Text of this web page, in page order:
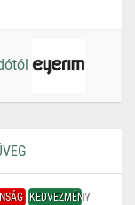
KEDVEZMÉNY